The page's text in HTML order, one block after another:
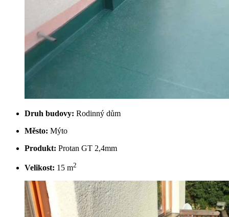
Druh budovy: Rodinný dům
Město: Mýto
Produkt: Protan GT 2,4mm
Velikost: 15 m2